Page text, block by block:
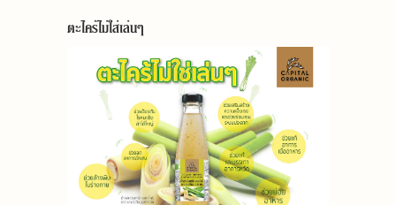
ตะไคร้ไม่ใส่เล่นๆ